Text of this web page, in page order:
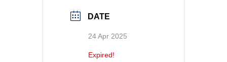
DATE
24 Apr 2025
Expired!